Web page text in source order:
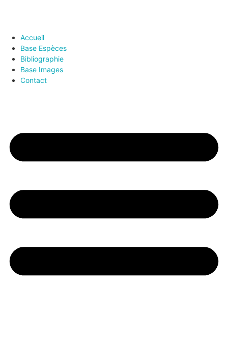
Accueil
Base Espèces
Bibliographie
Base Images
Contact